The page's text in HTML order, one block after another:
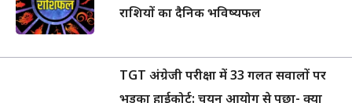
राशियों का दैनिक भविष्यफल
TGT अंग्रेजी परीक्षा में 33 गलत सवालों पर